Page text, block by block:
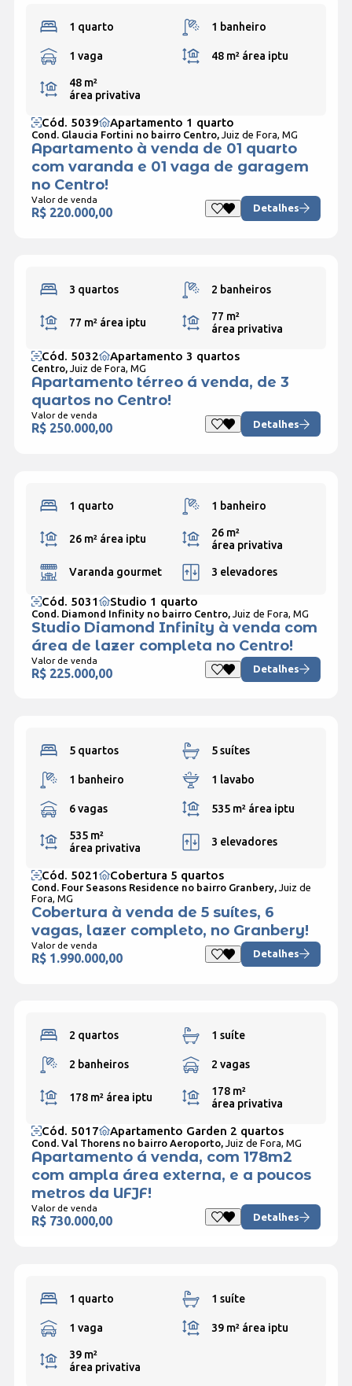
1 quarto 1 banheiro
1 vaga 48 m² área iptu
48 m²
área privativa
Cód. 5039 Apartamento 1 quarto
Cond. Glaucia Fortini no bairro Centro, Juiz de Fora, MG
Apartamento à venda de 01 quarto
com varanda e 01 vaga de garagem
no Centro!
Valor de venda
R$ 220.000,00 Detalhes
3 quartos 2 banheiros
77 m² área iptu
77 m²
área privativa
Cód. 5032 Apartamento 3 quartos
Centro, Juiz de Fora, MG
Apartamento térreo á venda, de 3
quartos no Centro!
Valor de venda
R$ 250.000,00 Detalhes
1 quarto 1 banheiro
26 m² área iptu
26 m²
área privativa
Varanda gourmet 3 elevadores
Cód. 5031 Studio 1 quarto
Cond. Diamond Infinity no bairro Centro, Juiz de Fora, MG
Studio Diamond Infinity à venda com
área de lazer completa no Centro!
Valor de venda
R$ 225.000,00 Detalhes
5 quartos 5 suítes
1 banheiro 1 lavabo
6 vagas 535 m² área iptu
535 m²
área privativa
3 elevadores
Cód. 5021 Cobertura 5 quartos
Cond. Four Seasons Residence no bairro Granbery, Juiz de
Fora, MG
Cobertura à venda de 5 suítes, 6
vagas, lazer completo, no Granbery!
Valor de venda
R$ 1.990.000,00 Detalhes
2 quartos 1 suíte
2 banheiros 2 vagas
178 m² área iptu
178 m²
área privativa
Cód. 5017 Apartamento Garden 2 quartos
Cond. Val Thorens no bairro Aeroporto, Juiz de Fora, MG
Apartamento á venda, com 178m2
com ampla área externa, e a poucos
metros da UFJF!
Valor de venda
R$ 730.000,00 Detalhes
1 quarto 1 suíte
1 vaga 39 m² área iptu
39 m²
área privativa